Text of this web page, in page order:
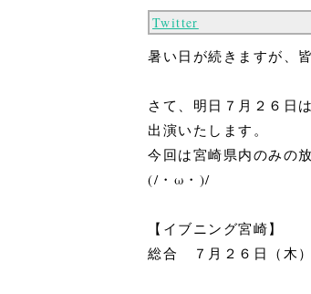
Twitter
暑い日が続きますが、
さて、明日７月２６日
出演いたします。
今回は宮崎県内のみの
(/・ω・)/
【イブニング宮崎】
総合 ７月２６日（木